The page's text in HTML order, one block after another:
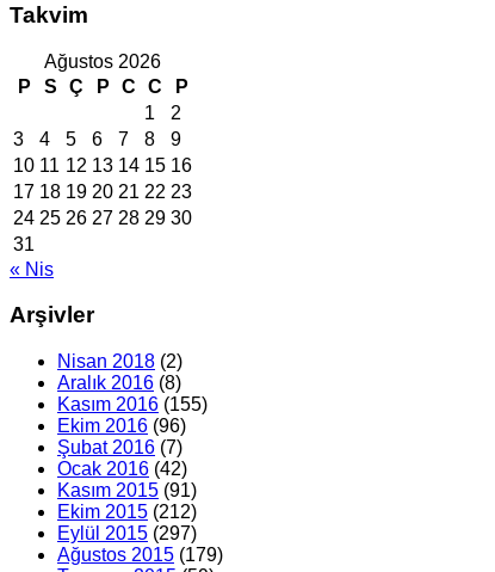
Takvim
Ağustos 2026
P
S Ç P C C
P
1
2
3
4 5 6 7 8
9
10 11 12 13 14 15 16
17 18 19 20 21 22 23
24 25 26 27 28 29 30
31
« Nis
Arşivler
Nisan 2018 (2)
Aralık 2016 (8)
Kasım 2016 (155)
Ekim 2016 (96)
Şubat 2016 (7)
Ocak 2016 (42)
Kasım 2015 (91)
Ekim 2015 (212)
Eylül 2015 (297)
Ağustos 2015 (179)